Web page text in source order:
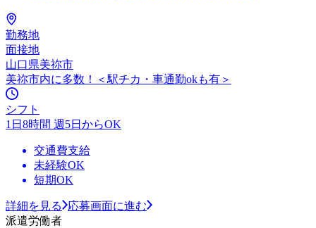
勤務地
面接地
山口県美祢市
美祢市内に多数！＜駅チカ・車通勤okも有＞
シフト
1日8時間 週5日からOK
交通費支給
未経験OK
短期OK
詳細を見る
応募画面に進む
派遣労働者